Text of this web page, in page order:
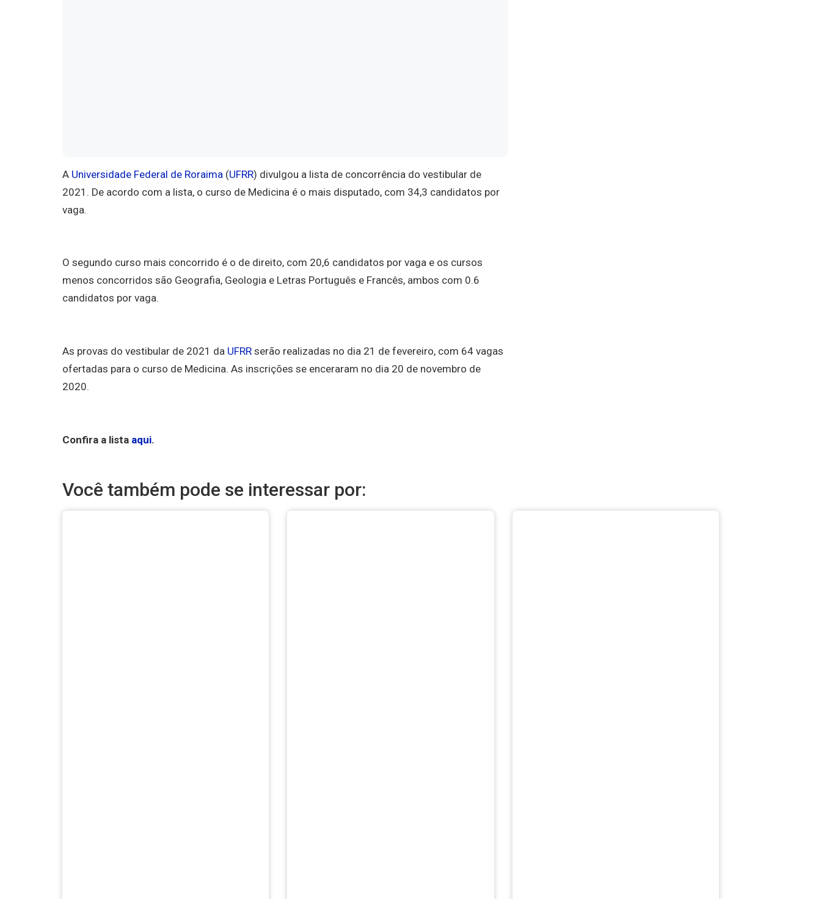
A Universidade Federal de Roraima (UFRR) divulgou a lista de concorrência do vestibular de
2021. De acordo com a lista, o curso de Medicina é o mais disputado, com 34,3 candidatos por
vaga.
O segundo curso mais concorrido é o de direito, com 20,6 candidatos por vaga e os cursos
menos concorridos são Geografia, Geologia e Letras Português e Francês, ambos com 0.6
candidatos por vaga.
As provas do vestibular de 2021 da UFRR serão realizadas no dia 21 de fevereiro, com 64 vagas
ofertadas para o curso de Medicina. As inscrições se enceraram no dia 20 de novembro de
2020.
Confira a lista aqui.
Você também pode se interessar por: